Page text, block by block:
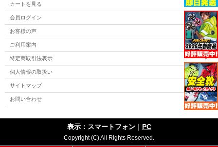
カートを見る
会員ログイン
お客様の声
ご利用案内
特定商取引法表示
個人情報の取扱い
サイトマップ
お問い合わせ
表示：スマートフォン｜ PC
Copyright (C) All Rights Reserved.